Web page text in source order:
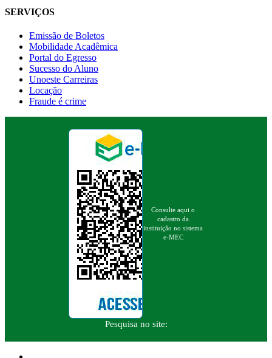
SERVIÇOS
Emissão de Boletos
Mobilidade Acadêmica
Portal do Egresso
Sucesso do Aluno
Unoeste Carreiras
Locação
Fraude é crime
Consulte aqui o
cadastro da
instituição no sistema
e-MEC
Pesquisa no site: